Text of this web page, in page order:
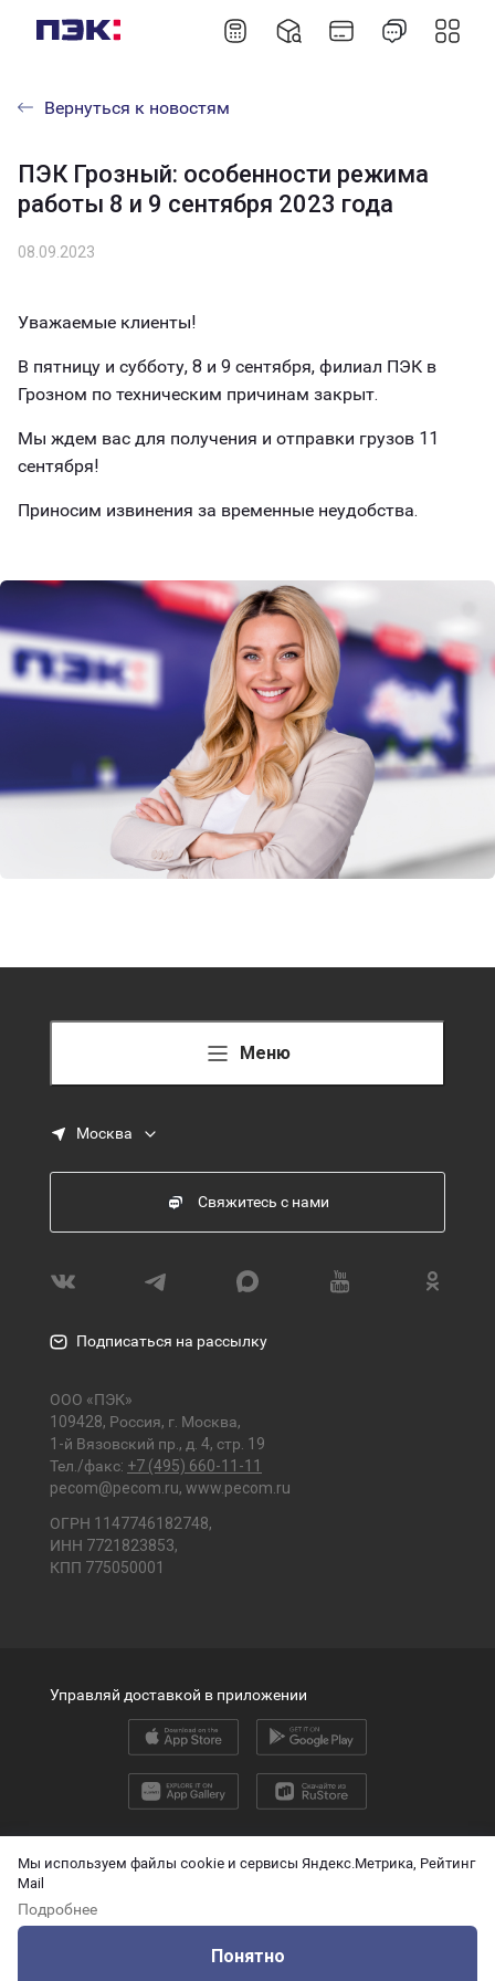
Мы используем файлы cookie и сервисы Яндекс.Метрика, Рейтинг
Mail
Подробнее
Понятно
Вернуться к новостям
ПЭК Грозный: особенности режима
работы 8 и 9 сентября 2023 года
08.09.2023
Уважаемые клиенты!
В пятницу и субботу, 8 и 9 сентября, филиал ПЭК в
Грозном по техническим причинам закрыт.
Мы ждем вас для получения и отправки грузов 11
сентября!
Приносим извинения за временные неудобства.
Меню
Москва
Свяжитесь с нами
Подписаться на рассылку
ООО «ПЭК»
109428, Россия, г. Москва,
1-й Вязовский пр., д. 4, стр. 19
Тел./факс: +7 (495) 660-11-11
pecom@pecom.ru, www.pecom.ru
ОГРН 1147746182748,
ИНН 7721823853,
КПП 775050001
2026 © ООО «ПЭК»
О защите персональных данных
Технические данные для ИИ
Управляй доставкой в приложении